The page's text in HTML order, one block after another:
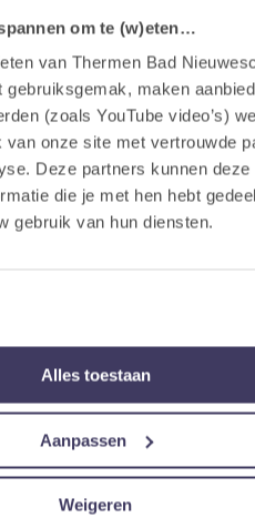
om te (w)eten…
van Thermen Bad
maken
(zoals YouTube video’s)
van onze site met vertrouwde
Deze partners kunnen deze
die je met hen hebt
gebruik van hun diensten.
Alles toestaan
Aanpassen
Weigeren